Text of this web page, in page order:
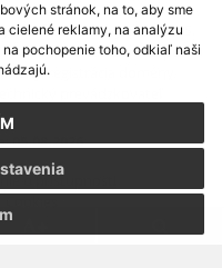
stránok, na to, aby sme
cielené reklamy, na analýzu
pochopenie toho, odkiaľ naši
informácií s využitím RSS
2,Mapa stránok,web portál
,registrácia domény
05.08.2026
o prístupnosti